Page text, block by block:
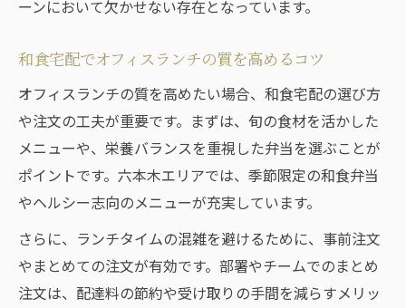
ーンにおいて欠かせない存在となっています。
和食宅配でオフィスランチの質を高めるコツ
オフィスランチの質を高めたい場合、和食宅配の選び方
や注文の工夫が重要です。まずは、旬の食材を活かした
メニューや、栄養バランスを重視した弁当を選ぶことが
ポイントです。六本木エリアでは、季節限定の和食弁当
やヘルシー志向のメニューが充実しています。
さらに、ランチタイムの混雑を避けるために、事前注文
やまとめての注文が有効です。部署やチームでのまとめ
注文は、配達料の節約や受け取りの手間を減らすメリッ